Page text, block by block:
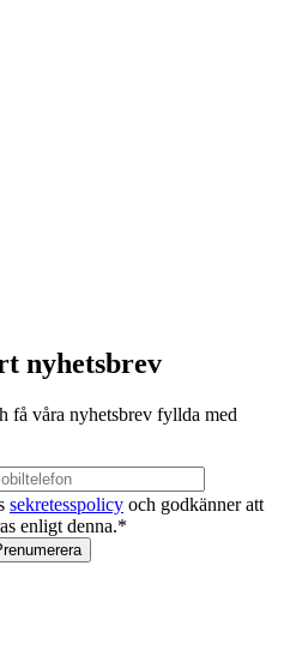
nyhetsbrev
få våra nyhetsbrev fyllda med
sekretesspolicy och godkänner att
enligt denna.*